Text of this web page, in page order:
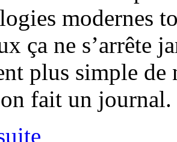
modernes
ça ne s’arrête
plus simple de
fait un journal.